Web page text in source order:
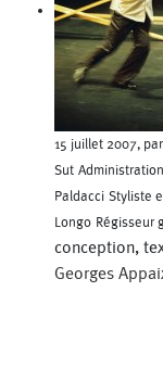
15 juillet 2007,
Sut
Paldacci Styliste
Longo Régisseur
conception,
Georges